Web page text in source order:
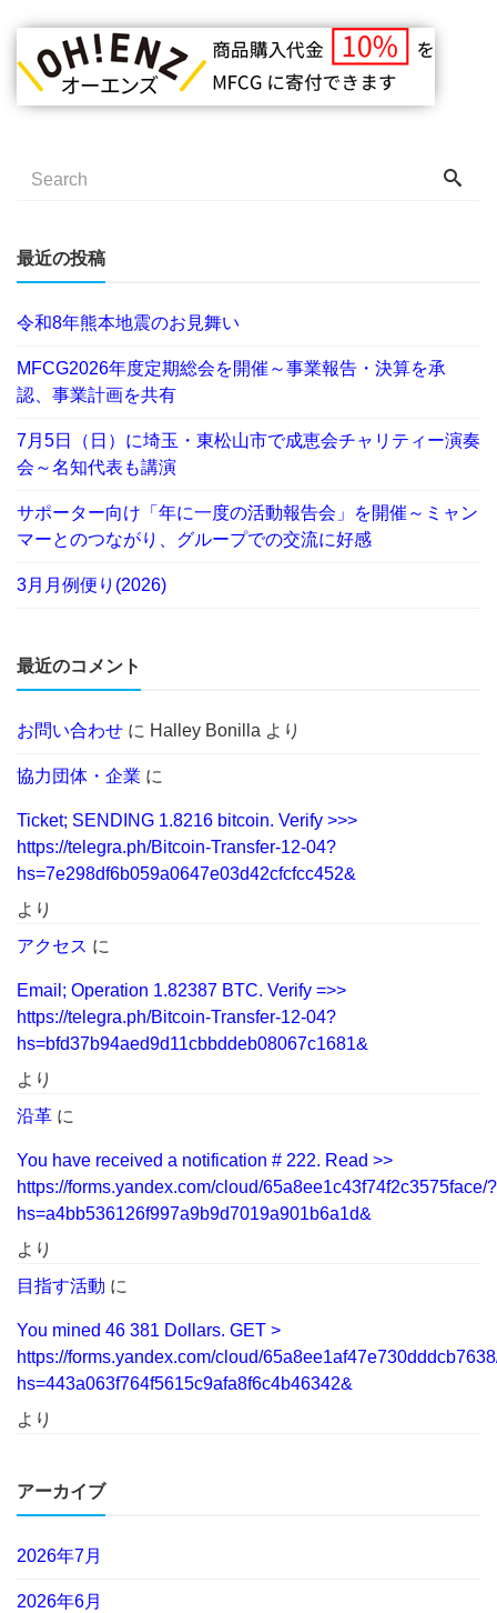
最近の投稿
令和8年熊本地震のお見舞い
MFCG2026年度定期総会を開催～事業報告・決算を承
認、事業計画を共有
7月5日（日）に埼玉・東松山市で成恵会チャリティー演奏
会～名知代表も講演
サポーター向け「年に一度の活動報告会」を開催～ミャン
マーとのつながり、グループでの交流に好感
3月月例便り(2026)
最近のコメント
お問い合わせ に Halley Bonilla より
協力団体・企業 に
Ticket; SENDING 1.8216 bitcoin. Verify >>>
https://telegra.ph/Bitcoin-Transfer-12-04?
hs=7e298df6b059a0647e03d42cfcfcc452&
より
アクセス に
Email; Operation 1.82387 BTC. Verify =>>
https://telegra.ph/Bitcoin-Transfer-12-04?
hs=bfd37b94aed9d11cbbddeb08067c1681&
より
沿革 に
You have received a notification # 222. Read >>
https://forms.yandex.com/cloud/65a8ee1c43f74f2c3575face/?
hs=a4bb536126f997a9b9d7019a901b6a1d&
より
目指す活動 に
You mined 46 381 Dollars. GЕТ >
https://forms.yandex.com/cloud/
hs=443a063f764f5615c9afa8f6c4b46342&
より
アーカイブ
2026年7月
2026年6月